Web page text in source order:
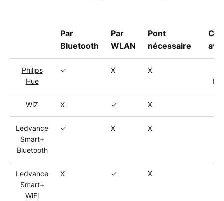
Par
Bluetooth
Par
WLAN
Pont
nécessaire
Philips
Hue
✓ X X
WiZ X ✓ X
Ledvance
Smart+
Bluetooth
✓ X X
Ledvance
Smart+
WiFi
X ✓ X